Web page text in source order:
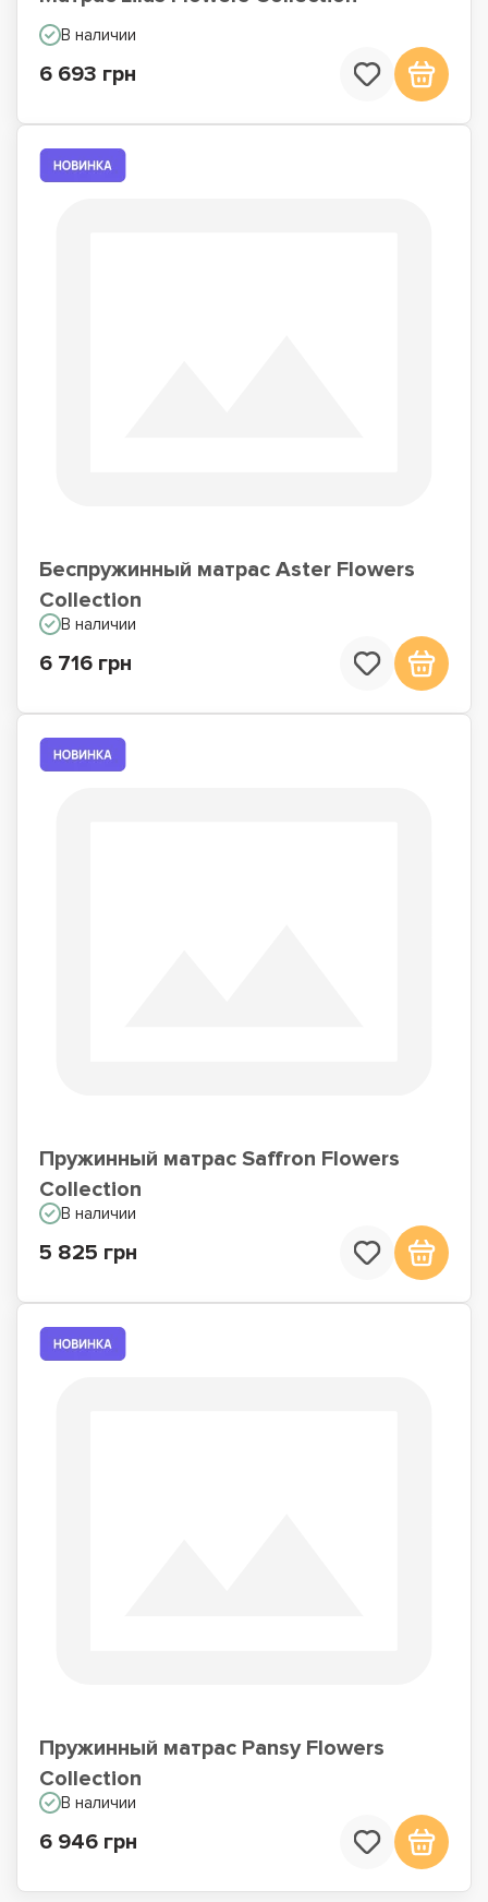
В наличии
6 693 грн
Беспружинный матрас Aster Flowers
Collection
В наличии
6 716 грн
Пружинный матрас Saffron Flowers
Collection
В наличии
5 825 грн
Пружинный матрас Pansy Flowers
Collection
В наличии
6 946 грн